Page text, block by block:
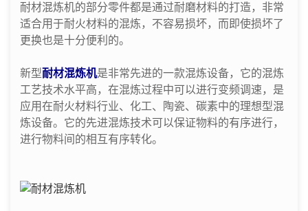
耐材混炼机的部分零件都是通过耐磨材料的打造，非常
适合用于耐火材料的混炼，不容易损坏，而即使损坏了
更换也是十分便利的。
新型耐材混炼机是非常先进的一款混炼设备，它的混炼
工艺技术水平高，在混炼过程中可以进行变频调速，是
应用在耐火材料行业、化工、陶瓷、碳素中的理想型混
炼设备。它的先进混炼技术可以保证物料的有序进行，
进行物料间的相互有序转化。